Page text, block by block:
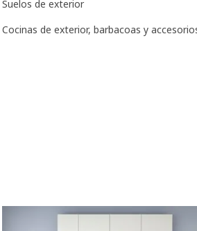
Suelos de exterior
Cocinas de exterior, barbacoas y